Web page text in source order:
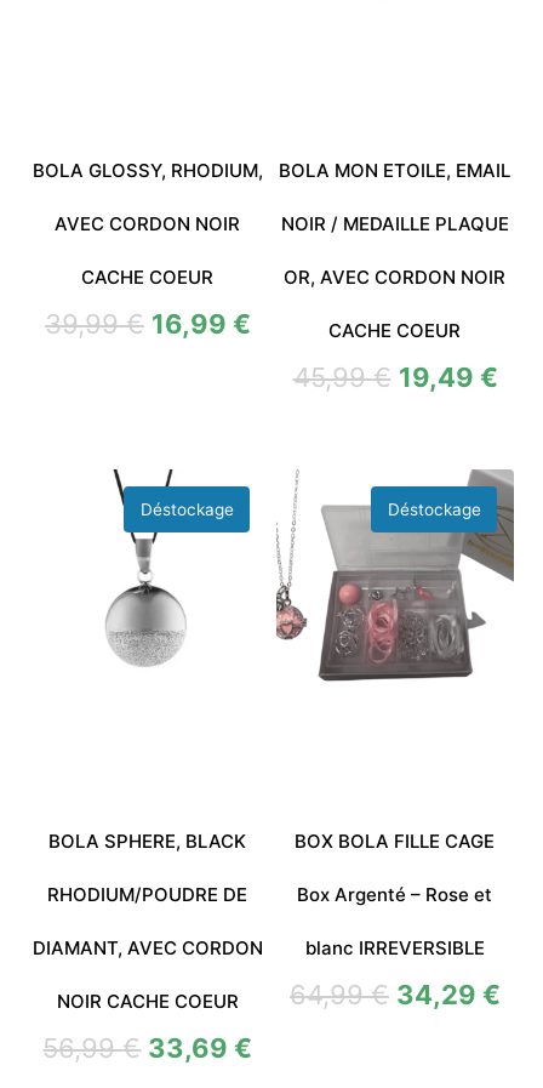
BOLA GLOSSY, RHODIUM,
AVEC CORDON NOIR
CACHE COEUR
39,99€ 16,99 €
BOLA MON ETOILE, EMAIL
NOIR / MEDAILLE PLAQUE
OR, AVEC CORDON NOIR
CACHE COEUR
45,99€ 19,49 €
BOLA SPHERE, BLACK
RHODIUM/POUDRE DE
DIAMANT, AVEC CORDON
NOIR CACHE COEUR
56,99€ 33,69€
BOX BOLA FILLE CAGE
Box Argenté – Rose et
blanc IRREVERSIBLE
64,99€ 34,29 €